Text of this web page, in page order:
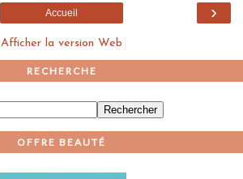
›
Accueil
Afficher la version Web
RECHERCHE
OFFRE BEAUTÉ